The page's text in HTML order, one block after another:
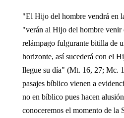
"El Hijo del hombre vendrá en
"verán al Hijo del hombre venir
relámpago fulgurante bitilla de
horizonte, así sucederá con el
llegue su día" (Mt. 16, 27; Mc.
pasajes bíblico vienen a
no en bíblico pues hacen
conoceremos el momento de la